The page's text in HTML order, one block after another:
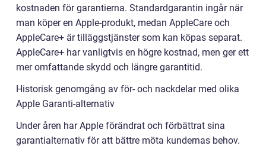
kostnaden för garantierna. Standardgarantin ingår när
man köper en Apple-produkt, medan AppleCare och
AppleCare+ är tilläggstjänster som kan köpas separat.
AppleCare+ har vanligtvis en högre kostnad, men ger ett
mer omfattande skydd och längre garantitid.
Historisk genomgång av för- och nackdelar med olika
Apple Garanti-alternativ
Under åren har Apple förändrat och förbättrat sina
garantialternativ för att bättre möta kundernas behov.